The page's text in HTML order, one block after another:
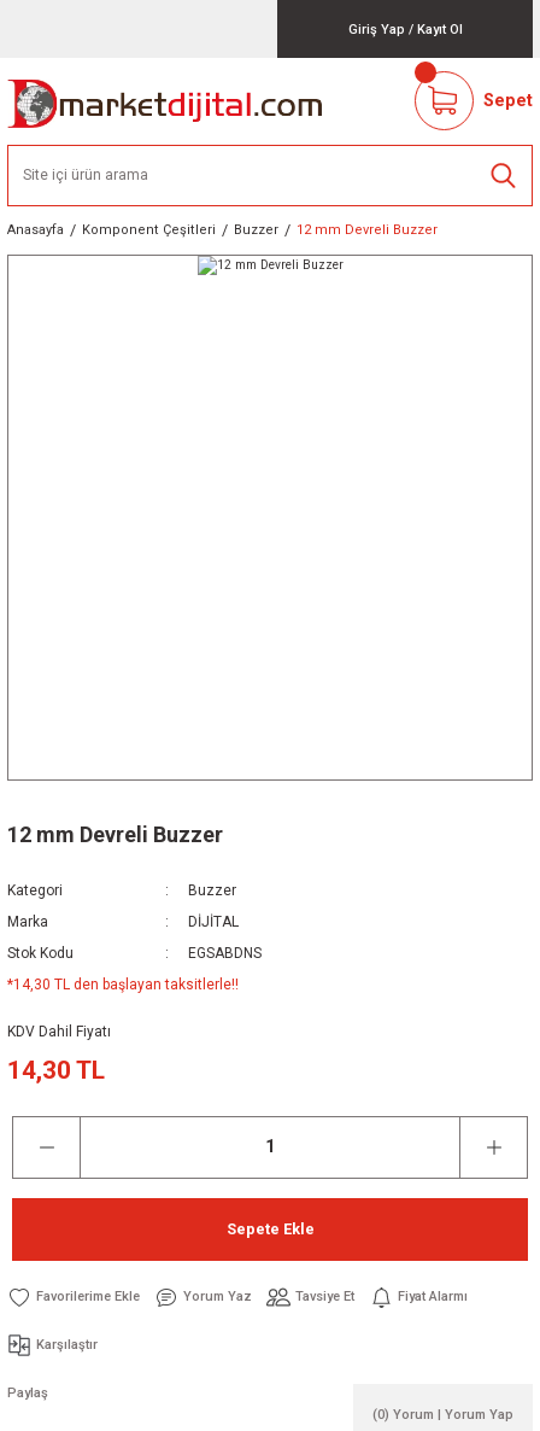
Giriş Yap / Kayıt Ol
Sepet
Anasayfa Komponent Çeşitleri Buzzer 12 mm Devreli Buzzer
12 mm Devreli Buzzer
Kategori
Buzzer
Marka
DİJİTAL
Stok Kodu
EGSABDNS
*14,30 TL den başlayan taksitlerle!!
KDV Dahil Fiyatı
14,30 TL
Sepete Ekle
Yorum Yaz Tavsiye Et Fiyat Alarmı
Karşılaştır
Paylaş
(0) Yorum | Yorum Yap